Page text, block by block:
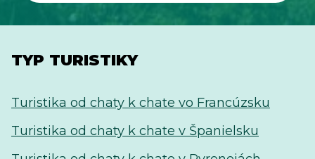
TYP TURISTIKY
Turistika od chaty k chate vo Francúzsku
Turistika od chaty k chate v Španielsku